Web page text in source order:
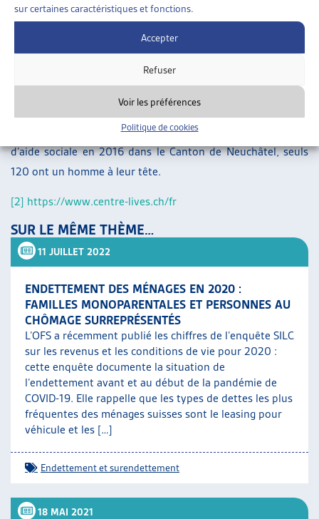
sur certaines caractéristiques et fonctions.
Accepter
Refuser
Voir les préférences
Politique de cookies
Le rapport :cliquez ici
Le projet « monoparentalité » du pôle de recherche LIVEs :
Le féminin est de mise dans un domaine où, sur les 1331
foyers monoparentaux qui percevaient des prestations
d’aide sociale en 2016 dans le Canton de Neuchâtel, seuls
120 ont un homme à leur tête.
[2] https://www.centre-lives.ch/fr
SUR LE MÊME THÈME…
11 JUILLET 2022
ENDETTEMENT DES MÉNAGES EN 2020 :
FAMILLES MONOPARENTALES ET PERSONNES AU
CHÔMAGE SURREPRÉSENTÉS
L’OFS a récemment publié les chiffres de l’enquête SILC
sur les revenus et les conditions de vie pour 2020 :
cette enquête documente la situation de
l’endettement avant et au début de la pandémie de
COVID-19. Elle rappelle que les types de dettes les plus
fréquentes des ménages suisses sont le leasing pour
véhicule et les […]
Endettement et surendettement
18 MAI 2021